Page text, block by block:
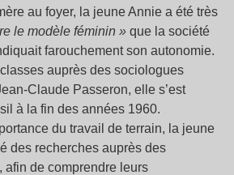
au foyer, la jeune Annie a été très
le modèle féminin » que la société
farouchement son autonomie.
auprès des sociologues
Claude Passeron, elle s’est
à la fin des années 1960.
du travail de terrain, la jeune
des recherches auprès des
afin de comprendre leurs